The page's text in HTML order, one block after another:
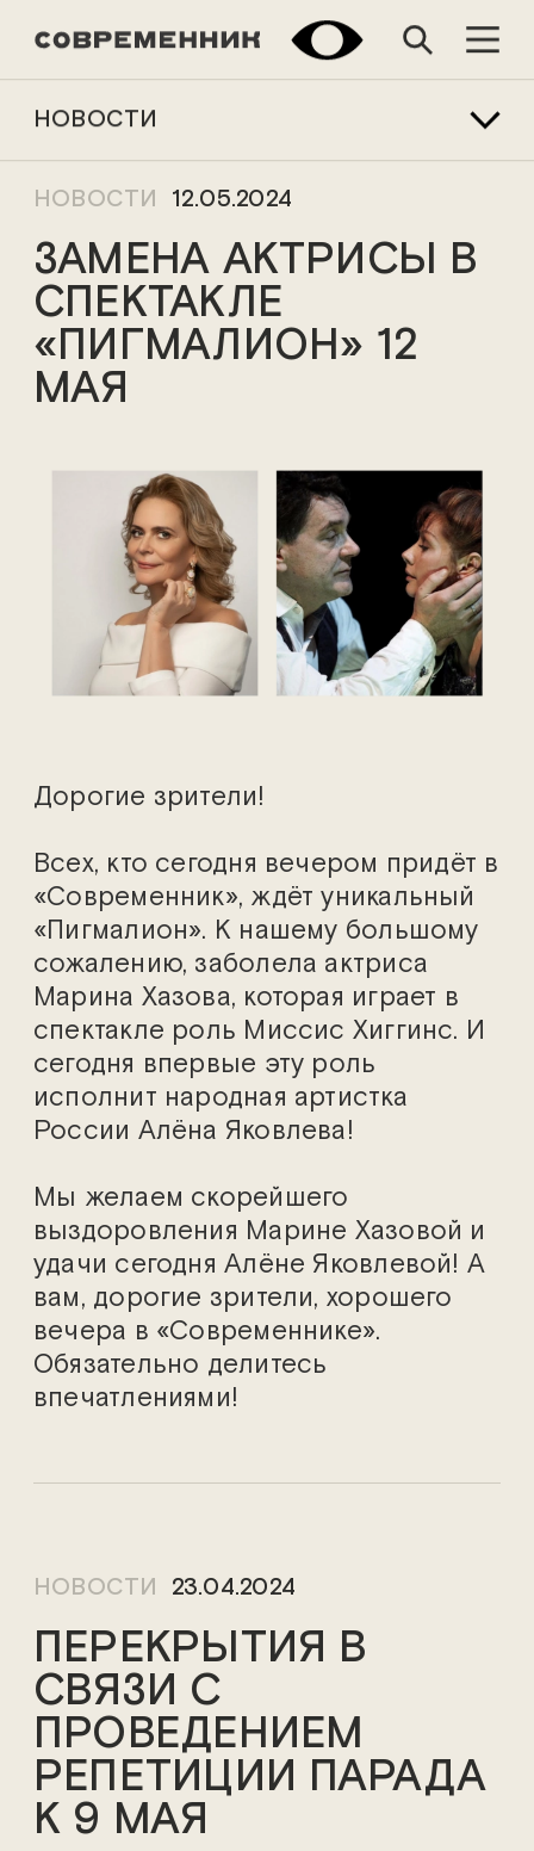
НОВОСТИ
НОВОСТИ 12.05.2024
ЗАМЕНА АКТРИСЫ В
СПЕКТАКЛЕ
«ПИГМАЛИОН» 12
МАЯ
Дорогие зрители!
Всех, кто сегодня вечером придёт в
«Современник», ждёт уникальный
«Пигмалион». К нашему большому
сожалению, заболела актриса
Марина Хазова, которая играет в
спектакле роль Миссис Хиггинс. И
сегодня впервые эту роль
исполнит народная артистка
России Алёна Яковлева!
Мы желаем скорейшего
выздоровления Марине Хазовой и
удачи сегодня Алёне Яковлевой! А
вам, дорогие зрители, хорошего
вечера в «Современнике».
Обязательно делитесь
впечатлениями!
НОВОСТИ 23.04.2024
ПЕРЕКРЫТИЯ В
СВЯЗИ С
ПРОВЕДЕНИЕМ
РЕПЕТИЦИИ ПАРАДА
К 9 МАЯ